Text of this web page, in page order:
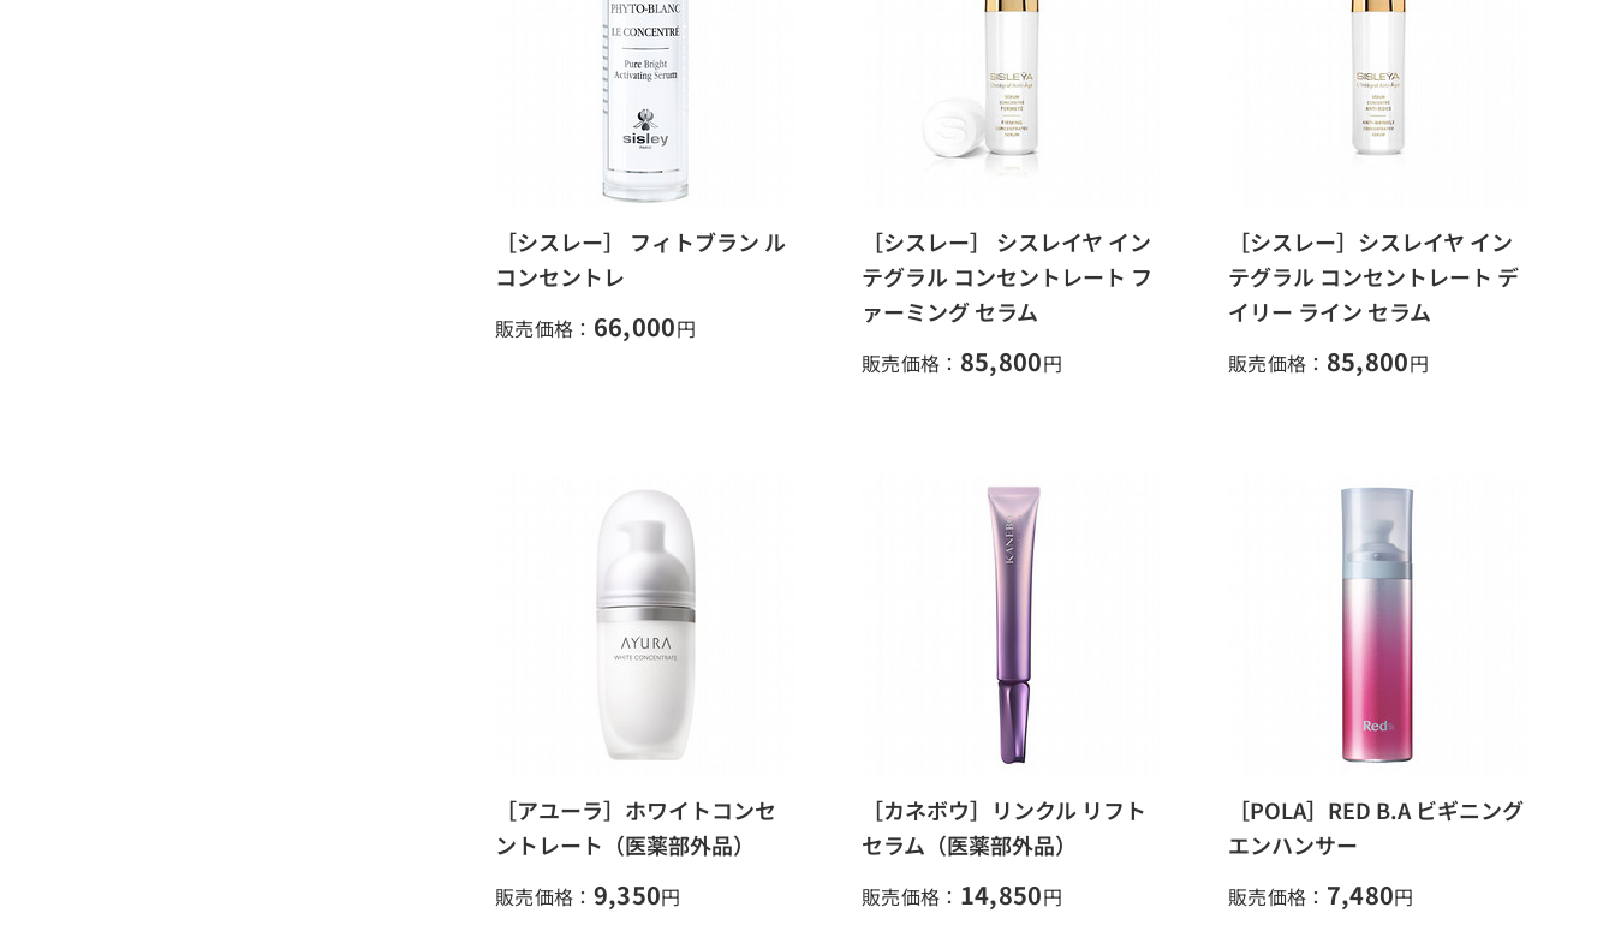
［シスレー］ フィトブラン ル
コンセントレ
販売価格： 66,000円
［シスレー］ シスレイヤ イン
テグラル コンセントレート フ
ァーミング セラム
販売価格： 85,800円
［シスレー］シスレイヤ イン
テグラル コンセントレート デ
イリー ライン セラム
販売価格： 85,800円
［アユーラ］ホワイトコンセ
ントレート（医薬部外品）
販売価格： 9,350円
［カネボウ］リンクル リフト
セラム（医薬部外品）
販売価格： 14,850円
［POLA］RED B.A ビギニング
エンハンサー
販売価格： 7,480円